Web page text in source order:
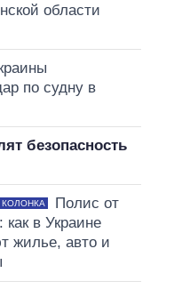
области
по судну в
безопасность
КОЛОНКА
Полис от
как в Украине
жилье, авто и